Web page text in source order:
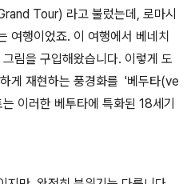
Tour) 라고 불렀는데, 로마시
여행이었죠. 이 여행에서 베네치
림을 구입해왔습니다. 이렇게 도
게 재현하는 풍경화를 '베두타(ve
이러한 베투타에 특화된 18세기